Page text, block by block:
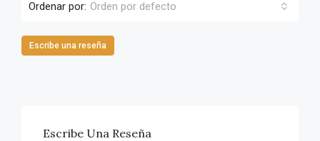
Ordenar por: Orden por defecto
Escribe una reseña
Escribe Una Reseña